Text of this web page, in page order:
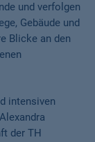
und verfolgen
Gebäude und
Blicke an den
intensiven
der TH